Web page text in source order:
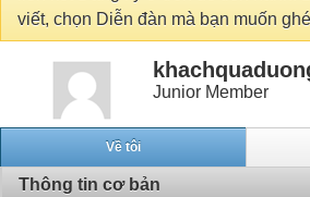
viết, chọn Diễn đàn mà bạn muốn
Junior Member
Về tôi
Thông tin cơ bản